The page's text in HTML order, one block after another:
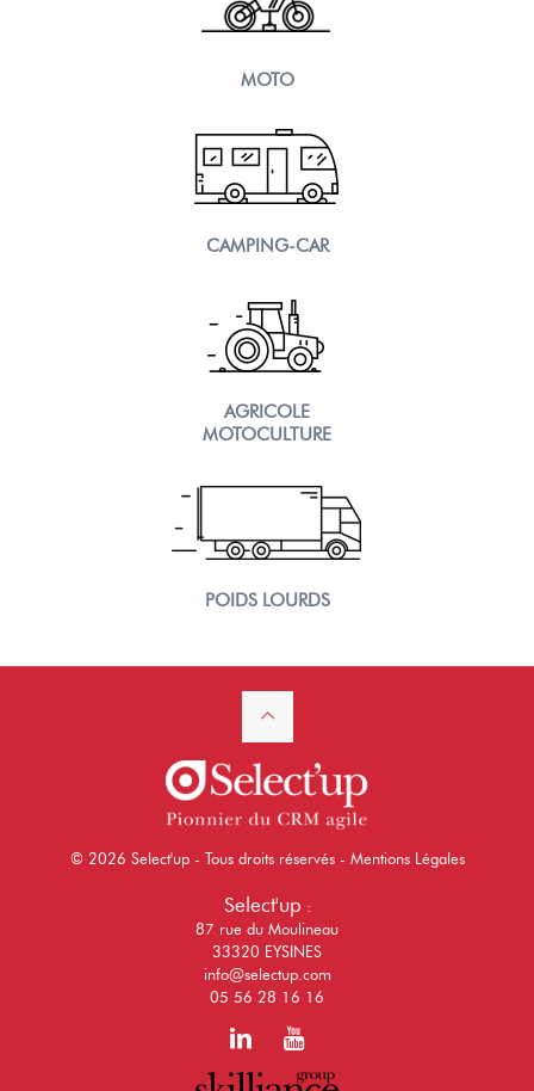
MOTO
CAMPING-CAR
AGRICOLE
MOTOCULTURE
POIDS LOURDS
© 2026 Select'up - Tous droits réservés - Mentions Légales
Select'up :
87 rue du Moulineau
33320 EYSINES
info@selectup.com
05 56 28 16 16